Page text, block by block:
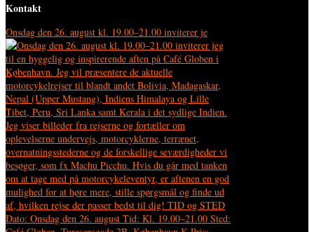
Kontakt
Onsdag den 26. august kl. 19.00–21.00 inviterer je